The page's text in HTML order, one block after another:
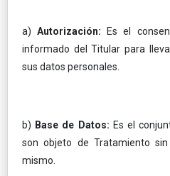
a)Autorización:
Es el
informado del Titular para
sus datos personales.
b) Base de Datos: Es el
son objeto de Tratamiento
mismo.